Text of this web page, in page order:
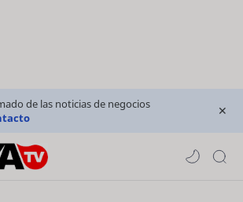
de las noticias de negocios